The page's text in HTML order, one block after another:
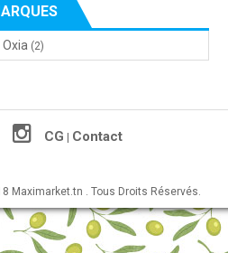
Oxia (2)
CG Contact
Maximarket.tn . Tous Droits Réservés.